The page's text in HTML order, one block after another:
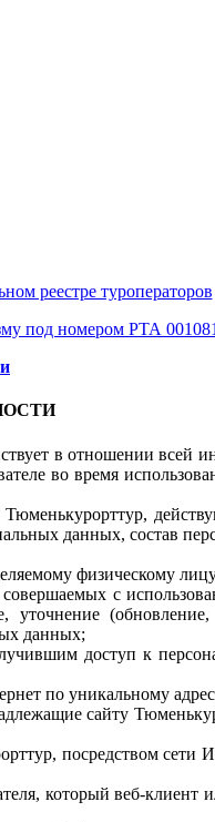
реестре туроператоров
под номером РТА
в отношении всей
во время
данных, состав
физическому
с
(обновление,
данных;
доступ к
по уникальному
сайту
посредством
который веб-клиент